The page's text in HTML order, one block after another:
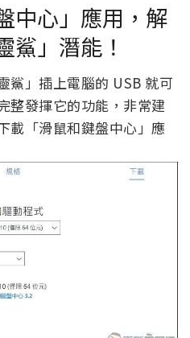
中心」應用，解
鯊」潛能！
鯊」插上電腦的 USB 就可
整發揮它的功能，非常建
載「滑鼠和鍵盤中心」應